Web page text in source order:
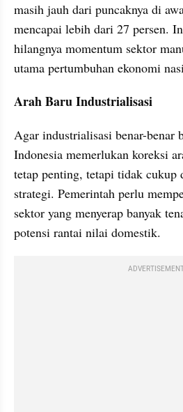
masih jauh dari puncaknya di
mencapai lebih dari 27 persen.
hilangnya momentum sektor
utama pertumbuhan ekonomi
Arah Baru Industrialisasi
Agar industrialisasi benar-benar
Indonesia memerlukan koreksi
tetap penting, tetapi tidak cukup
strategi. Pemerintah perlu
sektor yang menyerap banyak
potensi rantai nilai domestik.